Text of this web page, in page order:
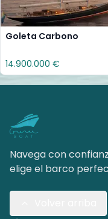
Goleta Carbono
14.900.000 €
Navega con
elige el barco